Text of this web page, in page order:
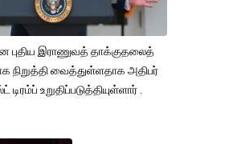
புதிய இராணுவத் தாக்குதலைத்
நிறுத்தி வைத்துள்ளதாக அதிபர்
உறுதிப்படுத்தியுள்ளார் .